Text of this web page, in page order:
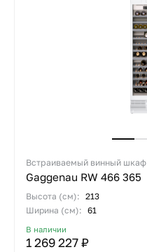
Встраиваемый винный шкаф
Gaggenau RW 466 365
Высота (см): 213
Ширина (см): 61
В наличии
1 269 227 ₽